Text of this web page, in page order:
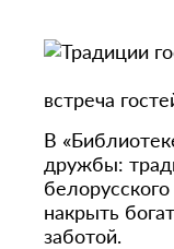
встреча
В
дружбы:
накрыть
заботой.